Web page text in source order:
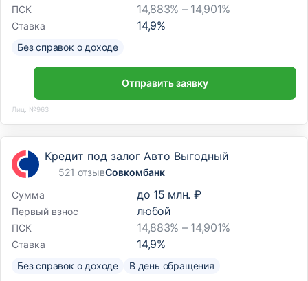
ПСК 14,883% – 14,901%
Ставка 14,9%
Без справок о доходе
Отправить заявку
Лиц. №963
Кредит под залог Авто Выгодный
521 отзывСовкомбанк
Сумма
до 15 млн. ₽
Первый взнос любой
ПСК 14,883% – 14,901%
Ставка 14,9%
Без справок о доходе В день обращения